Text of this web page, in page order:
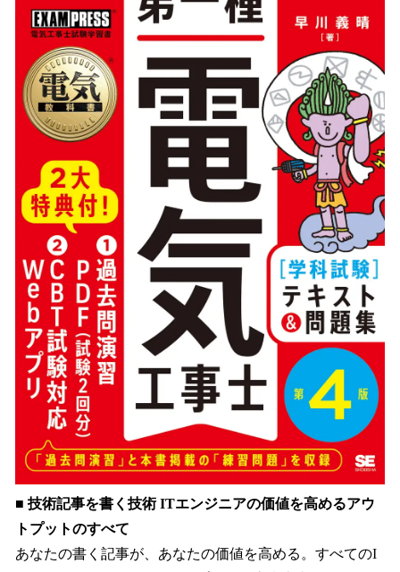
■ 技術記事を書く技術 ITエンジニアの価値を高めるアウ
トプットのすべて
あなたの書く記事が、あなたの価値を高める。すべてのI